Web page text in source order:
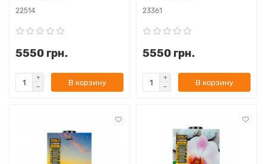
22514
5550 грн.
В корзину
23361
5550 грн.
В корзину